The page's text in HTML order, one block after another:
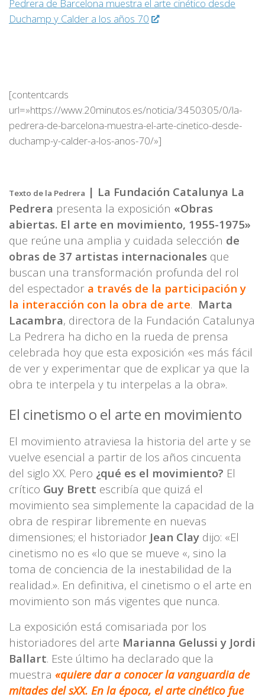
Pedrera de Barcelona muestra el arte cinético desde
Duchamp y Calder a los años 70
[contentcards
url=»https://www.20minutos.es/noticia/3450305/0/la-
pedrera-de-barcelona-muestra-el-arte-cinetico-desde-
duchamp-y-calder-a-los-anos-70/»]
Texto de la Pedrera | La Fundación Catalunya La
Pedrera presenta la exposición «Obras
abiertas. El arte en movimiento, 1955-1975»
que reúne una amplia y cuidada selección de
obras de 37 artistas internacionales que
buscan una transformación profunda del rol
del espectador a través de la participación y
la interacción con la obra de arte. Marta
Lacambra, directora de la Fundación Catalunya
La Pedrera ha dicho en la rueda de prensa
celebrada hoy que esta exposición «es más fácil
de ver y experimentar que de explicar ya que la
obra te interpela y tu interpelas a la obra».
El cinetismo o el arte en movimiento
El movimiento atraviesa la historia del arte y se
vuelve esencial a partir de los años cincuenta
del siglo XX. Pero ¿qué es el movimiento? El
crítico Guy Brett escribía que quizá el
movimiento sea simplemente la capacidad de la
obra de respirar libremente en nuevas
dimensiones; el historiador Jean Clay dijo: «El
cinetismo no es «lo que se mueve «, sino la
toma de conciencia de la inestabilidad de la
realidad.». En definitiva, el cinetismo o el arte en
movimiento son más vigentes que nunca.
La exposición está comisariada por los
historiadores del arte Marianna Gelussi y Jordi
Ballart. Este último ha declarado que la
muestra «quiere dar a conocer la vanguardia de
mitades del sXX. En la época, el arte cinético fue